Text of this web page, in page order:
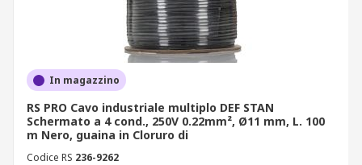
In magazzino
RS PRO Cavo industriale multiplo DEF STAN
Schermato a 4 cond., 250V 0.22mm², Ø11 mm, L. 100
m Nero, guaina in Cloruro di
Codice RS 236-9262